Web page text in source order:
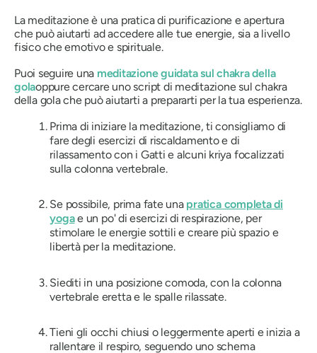
La meditazione è una pratica di purificazione e apertura
che può aiutarti ad accedere alle tue energie, sia a livello
fisico che emotivo e spirituale.
Puoi seguire una meditazione guidata sul chakra della
golaoppure cercare uno script di meditazione sul chakra
della gola che può aiutarti a prepararti per la tua esperienza.
Prima di iniziare la meditazione, ti consigliamo di
fare degli esercizi di riscaldamento e di
rilassamento con i Gatti e alcuni kriya focalizzati
sulla colonna vertebrale.
Se possibile, prima fate una pratica completa di
yogae un po' di esercizi di respirazione, per
stimolare le energie sottili e creare più spazio e
libertà per la meditazione.
Siediti in una posizione comoda, con la colonna
vertebrale eretta e le spalle rilassate.
Tieni gli occhi chiusi o leggermente aperti e inizia a
rallentare il respiro, seguendo uno schema